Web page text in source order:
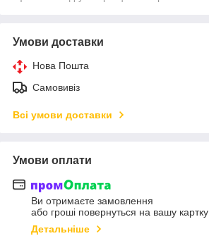
Умови доставки
Нова Пошта
Самовивіз
Всі умови доставки
Умови оплати
Ви отримаєте замовлення
або гроші повернуться на вашу картку
Детальніше